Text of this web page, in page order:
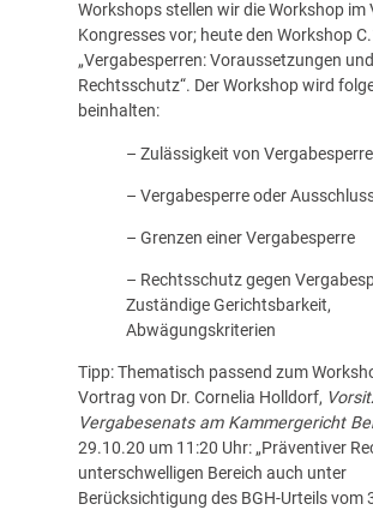
Workshops stellen wir die Workshop im
Kongresses vor; heute den Workshop
„Vergabesperren: Voraussetzungen und
Rechtsschutz“. Der Workshop wird
beinhalten:
– Zulässigkeit von
– Vergabesperre oder
– Grenzen einer Vergabesperre
– Rechtsschutz gegen
Zuständige Gerichtsbarkeit,
Abwägungskriterien
Tipp: Thematisch passend zum
Vortrag von Dr. Cornelia Holldorf,
Vergabesenats am Kammergericht
29.10.20 um 11:20 Uhr: „Präventiver
unterschwelligen Bereich auch unter
Berücksichtigung des BGH-Urteils vom